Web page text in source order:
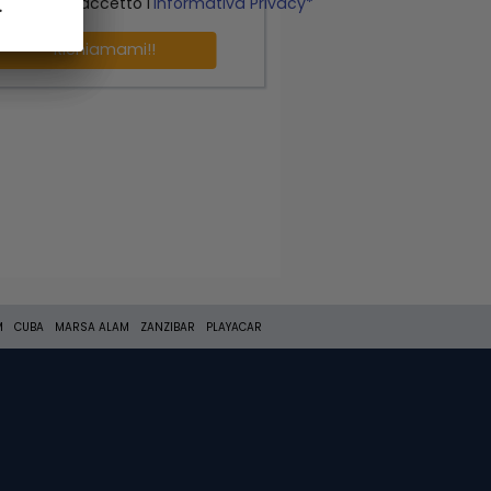
Richiamami!!
CUBA MARSA ALAM ZANZIBAR PLAYACAR